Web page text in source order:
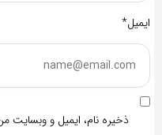
ایمیل*
ذخیره نام، ایمیل و وبسایت